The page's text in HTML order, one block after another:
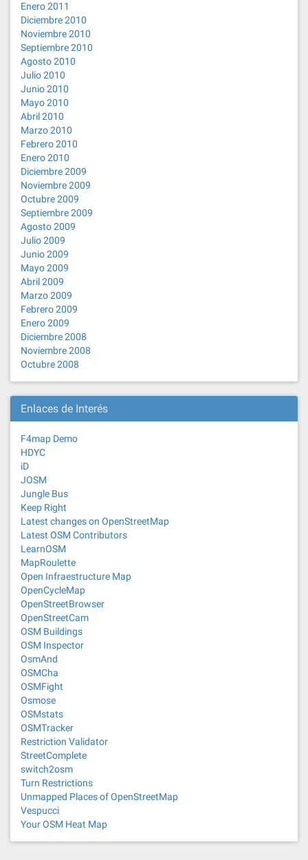
Enero 2011
Diciembre 2010
Noviembre 2010
Septiembre 2010
Agosto 2010
Julio 2010
Junio 2010
Mayo 2010
Abril 2010
Marzo 2010
Febrero 2010
Enero 2010
Diciembre 2009
Noviembre 2009
Octubre 2009
Septiembre 2009
Agosto 2009
Julio 2009
Junio 2009
Mayo 2009
Abril 2009
Marzo 2009
Febrero 2009
Enero 2009
Diciembre 2008
Noviembre 2008
Octubre 2008
Enlaces de Interés
F4map Demo
HDYC
iD
JOSM
Jungle Bus
Keep Right
Latest changes on OpenStreetMap
Latest OSM Contributors
LearnOSM
MapRoulette
Open Infraestructure Map
OpenCycleMap
OpenStreetBrowser
OpenStreetCam
OSM Buildings
OSM Inspector
OsmAnd
OSMCha
OSMFight
Osmose
OSMstats
OSMTracker
Restriction Validator
StreetComplete
switch2osm
Turn Restrictions
Unmapped Places of OpenStreetMap
Vespucci
Your OSM Heat Map